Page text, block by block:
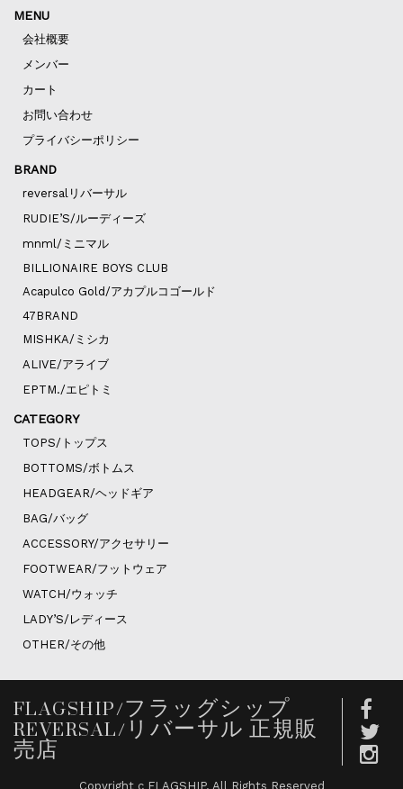
MENU
会社概要
メンバー
カート
お問い合わせ
プライバシーポリシー
BRAND
reversalリバーサル
RUDIE’S/ルーディーズ
mnml/ミニマル
BILLIONAIRE BOYS CLUB
Acapulco Gold/アカプルコゴールド
47BRAND
MISHKA/ミシカ
ALIVE/アライブ
EPTM./エピトミ
CATEGORY
TOPS/トップス
BOTTOMS/ボトムス
HEADGEAR/ヘッドギア
BAG/バッグ
ACCESSORY/アクセサリー
FOOTWEAR/フットウェア
WATCH/ウォッチ
LADY’S/レディース
OTHER/その他
FLAGSHIP/フラッグシップ
REVERSAL/リバーサル 正規販
売店
Copyright c FLAGSHIP. All Rights Reserved